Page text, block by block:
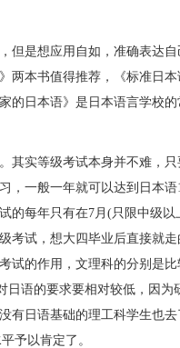
是想应用自如，准确表达自
两本书值得推荐，《标准日
的日本语》是日本语言学校
实等级考试本身并不难，只
，一般一年就可以达到日本
的每年只有在7月(只限中级
考试，想大四毕业后直接就
试的作用，文理科的分别是
日语的要求要相对较低，因
有日语基础的理工科学生也
予以肯定了。